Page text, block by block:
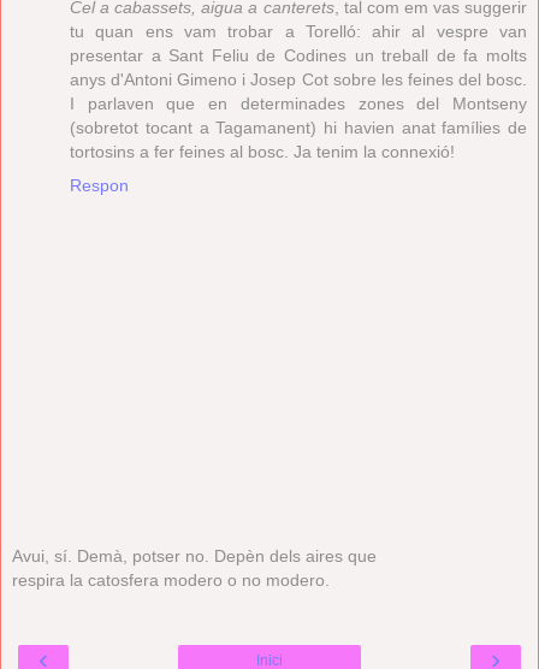
Cel a cabassets, aigua a canterets, tal com em vas suggerir
tu quan ens vam trobar a Torelló: ahir al vespre van
presentar a Sant Feliu de Codines un treball de fa molts
anys d'Antoni Gimeno i Josep Cot sobre les feines del bosc.
I parlaven que en determinades zones del Montseny
(sobretot tocant a Tagamanent) hi havien anat famílies de
tortosins a fer feines al bosc. Ja tenim la connexió!
Respon
Avui, sí. Demà, potser no. Depèn dels aires que
respira la catosfera modero o no modero.
‹ ›
Inici